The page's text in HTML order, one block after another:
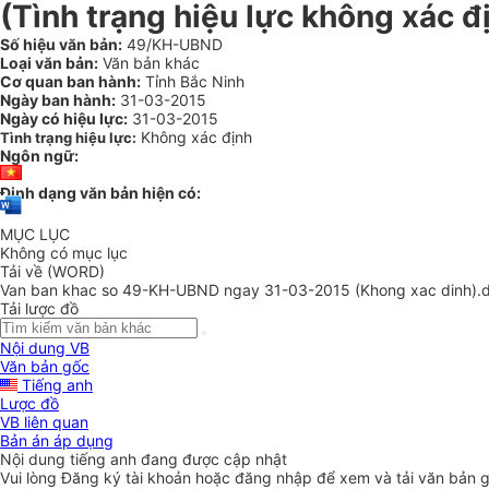
(Tình trạng hiệu lực không xác
Số hiệu văn bản: 49/KH-UBND
Loại văn bản: Văn bản khác
Cơ quan ban hành: Tỉnh Bắc Ninh
Ngày ban hành: 31-03-2015
Ngày có hiệu lực: 31-03-2015
Tình trạng hiệu lực: Không xác định
Ngôn ngữ:
Định dạng văn bản hiện có:
MỤC LỤC
Không có mục lục
Tải về (WORD)
Van ban khac so 49-KH-UBND ngay 31-03-2015 (Khong xac
Tải lược đồ
Nội dung VB
Văn bản gốc
Tiếng anh
Lược đồ
VB liên quan
Bản án áp dụng
Nội dung tiếng anh đang được cập nhật
Vui lòngĐăng ký tài khoản hoặc đăng nhập để xem và tải văn bản